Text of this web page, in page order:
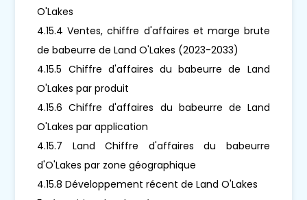
O'Lakes
4.15.4 Ventes, chiffre d'affaires et marge brute
de babeurre de Land O'Lakes (2023-2033)
4.15.5 Chiffre d'affaires du babeurre de Land
O'Lakes par produit
4.15.6 Chiffre d'affaires du babeurre de Land
O'Lakes par application
4.15.7 Land Chiffre d'affaires du babeurre
d'O'Lakes par zone géographique
4.15.8 Développement récent de Land O'Lakes